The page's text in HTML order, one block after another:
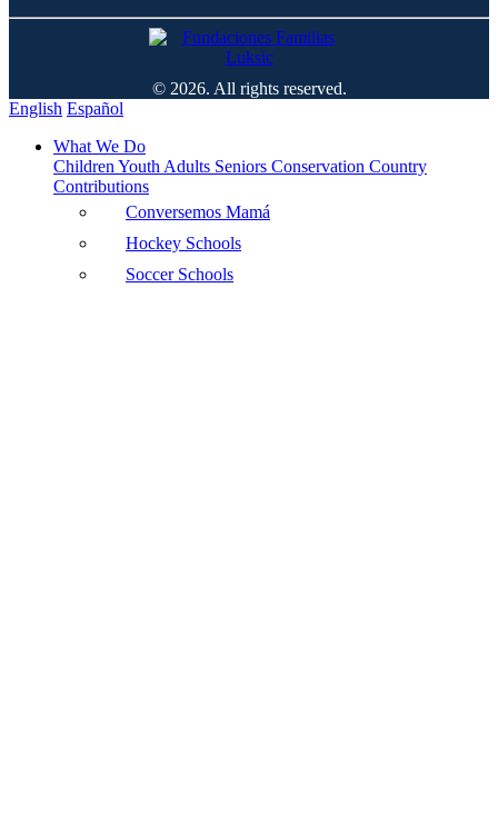
© 2026. All rights reserved.
English Español
What We Do
Children Youth Adults Seniors Conservation Country
Contributions
Conversemos Mamá
Hockey Schools
Soccer Schools